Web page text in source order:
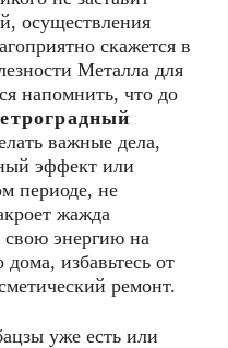
осуществления
скажется в
Металла для
напомнить, что до
важные дела,
эффект или
периоде, не
жажда
свою энергию на
избавьтесь от
ремонт.
уже есть или